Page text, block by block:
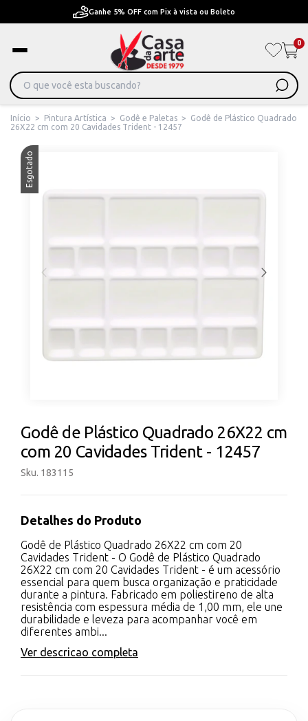
Pague em Até 6x sem juros ou ate 12x com juros
0
Início > Pintura Artística > Godê e Paletas >
Godê de Plástico Quadrado
26X22 cm com 20 Cavidades Trident - 12457
Esgotado
Godê de Plástico Quadrado 26X22 cm
com 20 Cavidades Trident - 12457
Sku. 183115
Detalhes do Produto
Godê de Plástico Quadrado 26X22 cm com 20
Cavidades Trident - O Godê de Plástico Quadrado
26X22 cm com 20 Cavidades Trident - é um acessório
essencial para quem busca organização e praticidade
durante a pintura. Fabricado em poliestireno de alta
resistência com espessura média de 1,00 mm, ele une
durabilidade e leveza para acompanhar você em
diferentes ambi...
Ver descricao completa